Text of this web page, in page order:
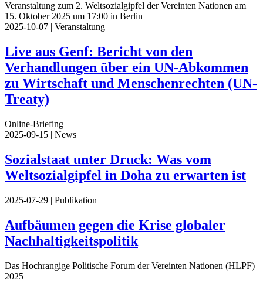
Veranstaltung zum 2. Weltsozialgipfel der Vereinten Nationen am
15. Oktober 2025 um 17:00 in Berlin
2025-10-07 | Veranstaltung
Live aus Genf: Bericht von den
Verhandlungen über ein UN-Abkommen
zu Wirtschaft und Menschenrechten (UN-
Treaty)
Online-Briefing
2025-09-15 | News
Sozialstaat unter Druck: Was vom
Weltsozialgipfel in Doha zu erwarten ist
2025-07-29 | Publikation
Aufbäumen gegen die Krise globaler
Nachhaltigkeitspolitik
Das Hochrangige Politische Forum der Vereinten Nationen (HLPF)
2025